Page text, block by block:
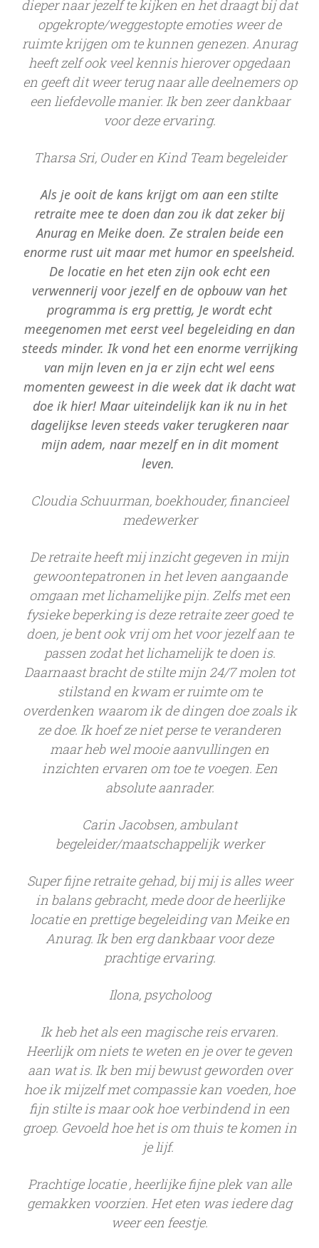
dieper naar jezelf te kijken en het draagt bij dat
opgekropte/weggestopte emoties weer de
ruimte krijgen om te kunnen genezen. Anurag
heeft zelf ook veel kennis hierover opgedaan
en geeft dit weer terug naar alle deelnemers op
een liefdevolle manier. Ik ben zeer dankbaar
voor deze ervaring.
Tharsa Sri, Ouder en Kind Team begeleider
Als je ooit de kans krijgt om aan een stilte
retraite mee te doen dan zou ik dat zeker bij
Anurag en Meike doen. Ze stralen beide een
enorme rust uit maar met humor en speelsheid.
De locatie en het eten zijn ook echt een
verwennerij voor jezelf en de opbouw van het
programma is erg prettig, Je wordt echt
meegenomen met eerst veel begeleiding en dan
steeds minder. Ik vond het een enorme verrijking
van mijn leven en ja er zijn echt wel eens
momenten geweest in die week dat ik dacht wat
doe ik hier! Maar uiteindelijk kan ik nu in het
dagelijkse leven steeds vaker terugkeren naar
mijn adem, naar mezelf en in dit moment
leven.
Cloudia Schuurman, boekhouder, financieel
medewerker
De retraite heeft mij inzicht gegeven in mijn
gewoontepatronen in het leven aangaande
omgaan met lichamelijke pijn. Zelfs met een
fysieke beperking is deze retraite zeer goed te
doen, je bent ook vrij om het voor jezelf aan te
passen zodat het lichamelijk te doen is.
Daarnaast bracht de stilte mijn 24/7 molen tot
stilstand en kwam er ruimte om te
overdenken waarom ik de dingen doe zoals ik
ze doe. Ik hoef ze niet perse te veranderen
maar heb wel mooie aanvullingen en
inzichten ervaren om toe te voegen. Een
absolute aanrader.
Carin Jacobsen, ambulant
begeleider/maatschappelijk werker
Super fijne retraite gehad, bij mij is alles weer
in balans gebracht, mede door de heerlijke
locatie en prettige begeleiding van Meike en
Anurag. Ik ben erg dankbaar voor deze
prachtige ervaring.
Ilona, psycholoog
Ik heb het als een magische reis ervaren.
Heerlijk om niets te weten en je over te geven
aan wat is. Ik ben mij bewust geworden over
hoe ik mijzelf met compassie kan voeden, hoe
fijn stilte is maar ook hoe verbindend in een
groep. Gevoeld hoe het is om thuis te komen in
je lijf.
Prachtige locatie , heerlijke fijne plek van alle
gemakken voorzien. Het eten was iedere dag
weer een feestje.